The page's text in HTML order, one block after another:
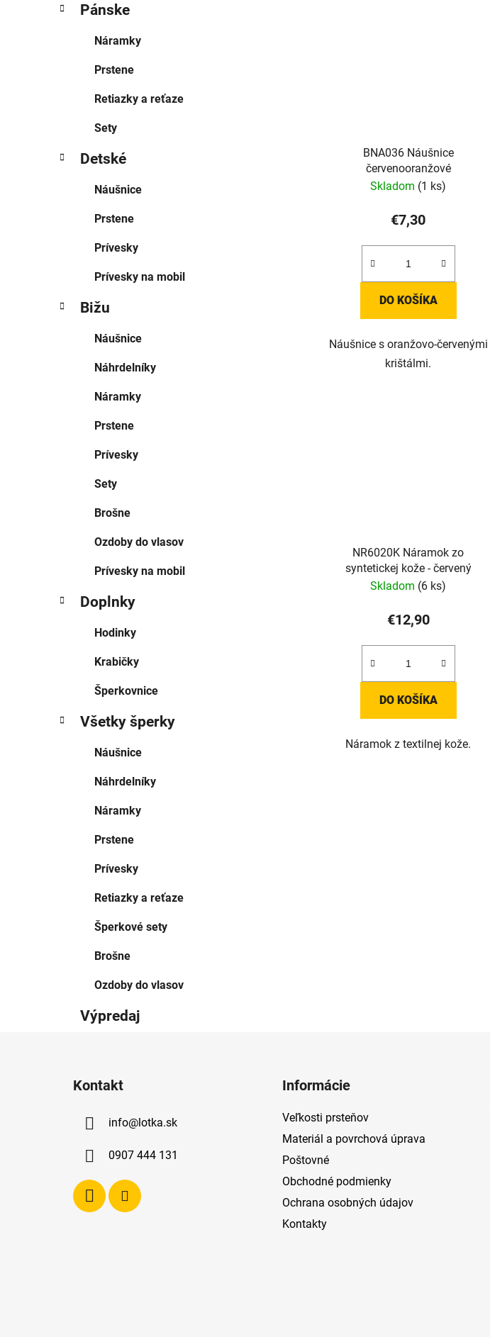
Pánske
Náramky
Prstene
Retiazky a reťaze
Sety
Detské
Náušnice
Prstene
Prívesky
Prívesky na mobil
Bižu
Náušnice
Náhrdelníky
Náramky
Prstene
Prívesky
Sety
Brošne
Ozdoby do vlasov
Prívesky na mobil
Doplnky
Hodinky
Krabičky
Šperkovnice
Všetky šperky
Náušnice
Náhrdelníky
Náramky
Prstene
Prívesky
Retiazky a reťaze
Šperkové sety
Brošne
Ozdoby do vlasov
Výpredaj
BNA036 Náušnice
červenooranžové
Skladom (1 ks)
€7,30
DO KOŠÍKA
Náušnice s oranžovo-červenými
krištálmi.
NR6020K Náramok zo
syntetickej kože - červený
Skladom (6 ks)
€12,90
DO KOŠÍKA
Náramok z textilnej kože.
Kontakt
info@lotka.sk
0907 444 131
Informácie
Veľkosti prsteňov
Materiál a povrchová úprava
Poštovné
Obchodné podmienky
Ochrana osobných údajov
Kontakty